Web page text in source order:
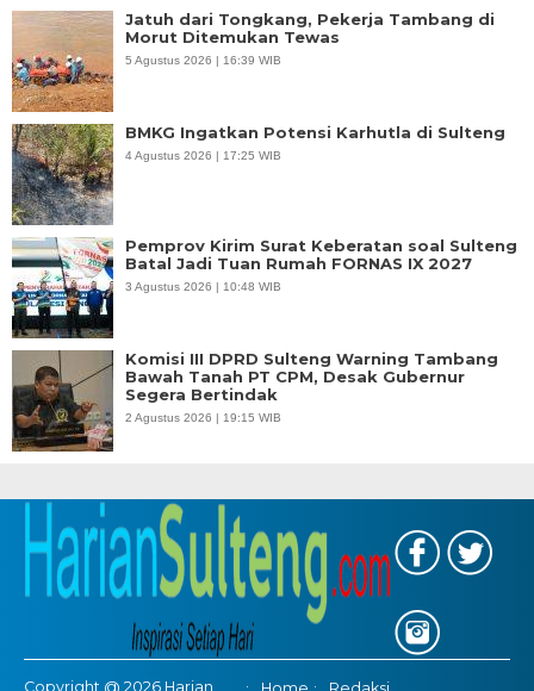
Jatuh dari Tongkang, Pekerja Tambang di
Morut Ditemukan Tewas
5 Agustus 2026 | 16:39 WIB
BMKG Ingatkan Potensi Karhutla di Sulteng
4 Agustus 2026 | 17:25 WIB
Pemprov Kirim Surat Keberatan soal Sulteng
Batal Jadi Tuan Rumah FORNAS IX 2027
3 Agustus 2026 | 10:48 WIB
Komisi III DPRD Sulteng Warning Tambang
Bawah Tanah PT CPM, Desak Gubernur
Segera Bertindak
2 Agustus 2026 | 19:15 WIB
Copyright @ 2026 Harian